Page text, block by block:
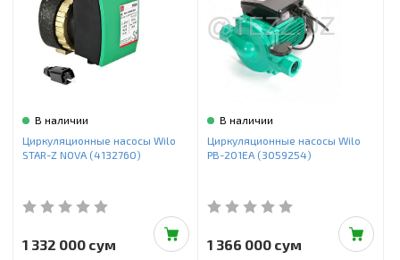
В наличии
Циркуляционные насосы Wilo
STAR-Z NOVA (4132760)
1 332 000 сум
В наличии
Циркуляционные насосы Wilo
PB-201EA (3059254)
1 366 000 сум